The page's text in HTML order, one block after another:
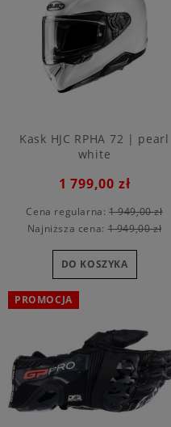
Kask HJC RPHA 72 | pearl
white
1 799,00 zł
Cena regularna: 1 949,00 zł
Najniższa cena:1 949,00 zł
DO KOSZYKA
PROMOCJA